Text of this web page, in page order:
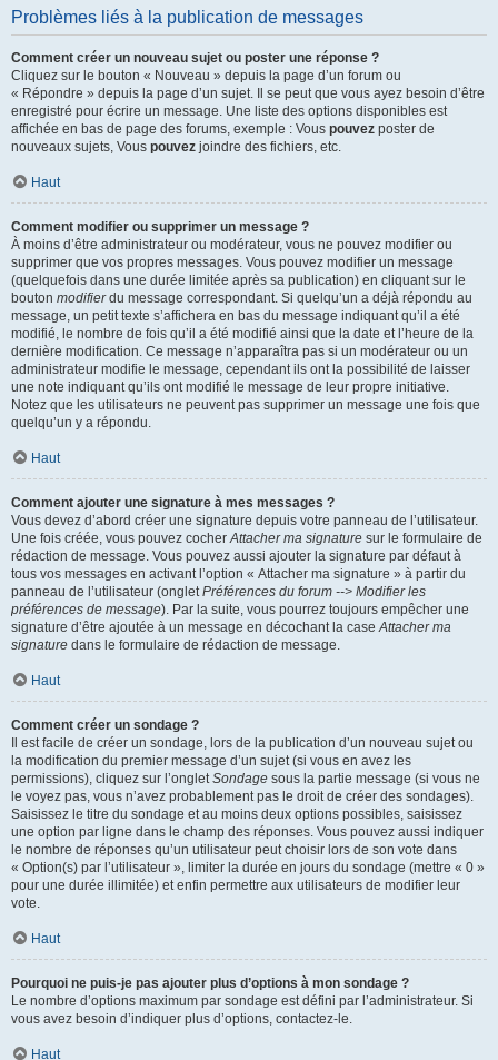
Problèmes liés à la publication de messages
Comment créer un nouveau sujet ou poster une réponse ?
Cliquez sur le bouton « Nouveau » depuis la page d’un forum ou
« Répondre » depuis la page d’un sujet. Il se peut que vous ayez besoin d’être
enregistré pour écrire un message. Une liste des options disponibles est
affichée en bas de page des forums, exemple : Vous pouvez poster de
nouveaux sujets, Vous pouvez joindre des fichiers, etc.
Haut
Comment modifier ou supprimer un message ?
À moins d’être administrateur ou modérateur, vous ne pouvez modifier ou
supprimer que vos propres messages. Vous pouvez modifier un message
(quelquefois dans une durée limitée après sa publication) en cliquant sur le
bouton modifierdu message correspondant. Si quelqu’un a déjà répondu au
message, un petit texte s’affichera en bas du message indiquant qu’il a été
modifié, le nombre de fois qu’il a été modifié ainsi que la date et l’heure de la
dernière modification. Ce message n’apparaîtra pas si un modérateur ou un
administrateur modifie le message, cependant ils ont la possibilité de laisser
une note indiquant qu’ils ont modifié le message de leur propre initiative.
Notez que les utilisateurs ne peuvent pas supprimer un message une fois que
quelqu’un y a répondu.
Haut
Comment ajouter une signature à mes messages ?
Vous devez d’abord créer une signature depuis votre panneau de l’utilisateur.
Une fois créée, vous pouvez cocherAttacher ma signature sur le formulaire de
rédaction de message. Vous pouvez aussi ajouter la signature par défaut à
tous vos messages en activant l’option « Attacher ma signature » à partir du
panneau de l’utilisateur (ongletPréférences du forum --> Modifier les
préférences de message). Par la suite, vous pourrez toujours empêcher une
signature d’être ajoutée à un message en décochant la caseAttacher ma
signature dans le formulaire de rédaction de message.
Haut
Comment créer un sondage ?
Il est facile de créer un sondage, lors de la publication d’un nouveau sujet ou
la modification du premier message d’un sujet (si vous en avez les
permissions), cliquez sur l’ongletSondage sous la partie message (si vous ne
le voyez pas, vous n’avez probablement pas le droit de créer des sondages).
Saisissez le titre du sondage et au moins deux options possibles, saisissez
une option par ligne dans le champ des réponses. Vous pouvez aussi indiquer
le nombre de réponses qu’un utilisateur peut choisir lors de son vote dans
« Option(s) par l’utilisateur », limiter la durée en jours du sondage (mettre « 0 »
pour une durée illimitée) et enfin permettre aux utilisateurs de modifier leur
vote.
Haut
Pourquoi ne puis-je pas ajouter plus d’options à mon sondage ?
Le nombre d’options maximum par sondage est défini par l’administrateur. Si
vous avez besoin d’indiquer plus d’options, contactez-le.
Haut